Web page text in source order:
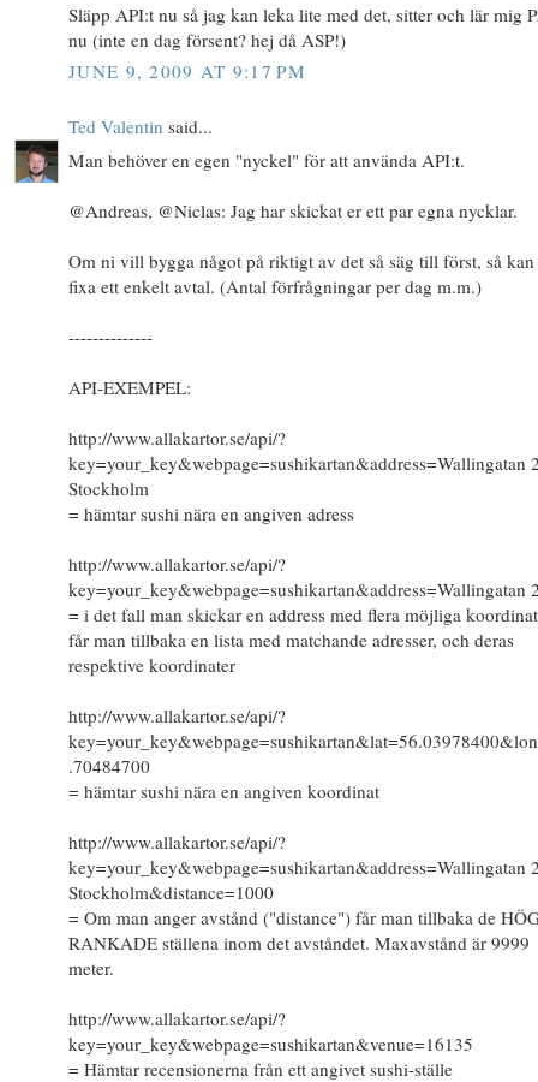
Släpp API:t nu så jag kan leka lite med det, sitter och lär mig
nu (inte en dag försent? hej då ASP!)
JUNE 9, 2009 AT 9:17 PM
Ted Valentin said...
Man behöver en egen "nyckel" för att använda API:t.
@Andreas, @Niclas: Jag har skickat er ett par egna nycklar.
Om ni vill bygga något på riktigt av det så säg till först, så
fixa ett enkelt avtal. (Antal förfrågningar per dag m.m.)
--------------
API-EXEMPEL:
http://www.allakartor.se/api/?
key=your_key&webpage=sushikartan&address=Wallingatan
Stockholm
= hämtar sushi nära en angiven adress
http://www.allakartor.se/api/?
key=your_key&webpage=sushikartan&address=Wallingatan
= i det fall man skickar en address med flera möjliga
får man tillbaka en lista med matchande adresser, och deras
respektive koordinater
http://www.allakartor.se/api/?
.70484700
= hämtar sushi nära en angiven koordinat
http://www.allakartor.se/api/?
key=your_key&webpage=sushikartan&address=Wallingatan
Stockholm&distance=1000
= Om man anger avstånd ("distance") får man tillbaka de
RANKADE ställena inom det avståndet. Maxavstånd är 9999
meter.
http://www.allakartor.se/api/?
key=your_key&webpage=sushikartan&venue=16135
= Hämtar recensionerna från ett angivet sushi-ställe